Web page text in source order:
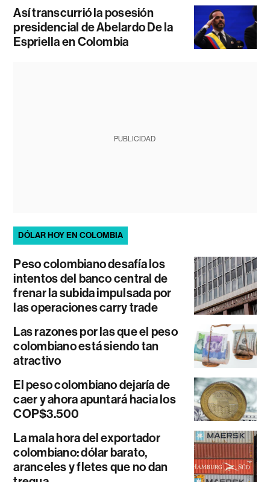
Así transcurrió la posesión
presidencial de Abelardo De la
Espriella en Colombia
PUBLICIDAD
DÓLAR HOY EN COLOMBIA
Peso colombiano desafía los
intentos del banco central de
frenar la subida impulsada por
las operaciones carry trade
Las razones por las que el peso
colombiano está siendo tan
atractivo
El peso colombiano dejaría de
caer y ahora apuntará hacia los
COP$3.500
La mala hora del exportador
colombiano: dólar barato,
aranceles y fletes que no dan